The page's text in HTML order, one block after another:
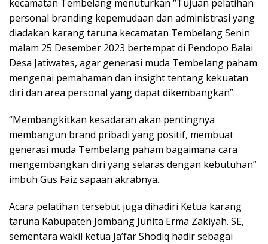
kecamatan Tembelang menuturkan “Tujuan pelatihan
personal branding kepemudaan dan administrasi yang
diadakan karang taruna kecamatan Tembelang Senin
malam 25 Desember 2023 bertempat di Pendopo Balai
Desa Jatiwates, agar generasi muda Tembelang paham
mengenai pemahaman dan insight tentang kekuatan
diri dan area personal yang dapat dikembangkan”.
“Membangkitkan kesadaran akan pentingnya
membangun brand pribadi yang positif, membuat
generasi muda Tembelang paham bagaimana cara
mengembangkan diri yang selaras dengan kebutuhan”
imbuh Gus Faiz sapaan akrabnya.
Acara pelatihan tersebut juga dihadiri Ketua karang
taruna Kabupaten Jombang Junita Erma Zakiyah. SE,
sementara wakil ketua Ja’far Shodiq hadir sebagai